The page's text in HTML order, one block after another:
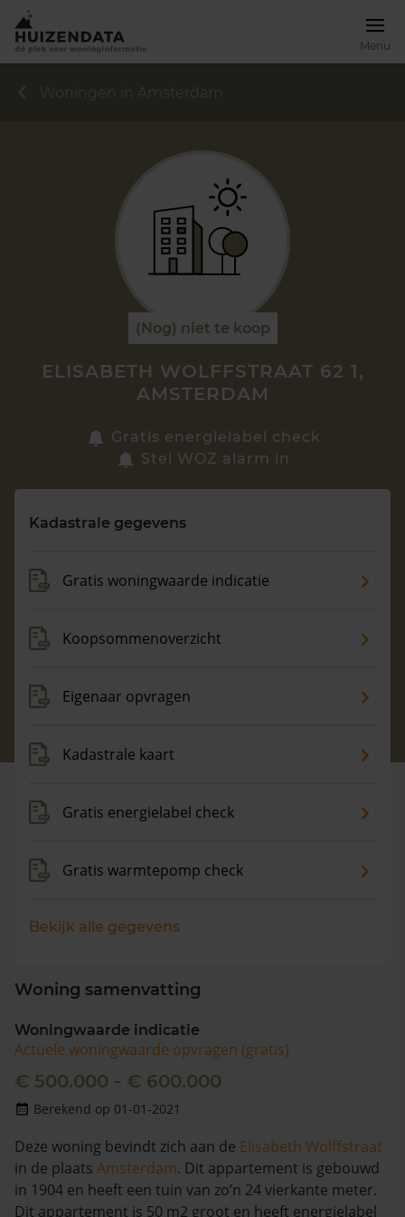
Menu
Vragen? Neem contact met ons op
088 220 4200
Woningen in Amsterdam
(Nog) niet te koop
ELISABETH WOLFFSTRAAT 62 1,
AMSTERDAM
Gratis energielabel check
Stel WOZ alarm in
Kadastrale gegevens
Gratis woningwaarde indicatie
Koopsommenoverzicht
Eigenaar opvragen
Kadastrale kaart
Gratis energielabel check
Gratis warmtepomp check
Bekijk alle gegevens
Woning samenvatting
Woningwaarde indicatie
Actuele woningwaarde opvragen (gratis)
€ 500.000 - € 600.000
Berekend op 01-01-2021
Deze woning bevindt zich aan de Elisabeth Wolffstraat
in de plaats Amsterdam. Dit appartement is gebouwd
in 1904 en heeft een tuin van zo’n 24 vierkante meter.
Dit appartement is 50 m2 groot en heeft energielabel